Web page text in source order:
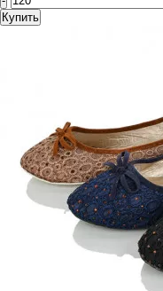
Купить